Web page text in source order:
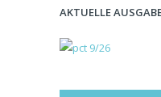
AKTUELLE